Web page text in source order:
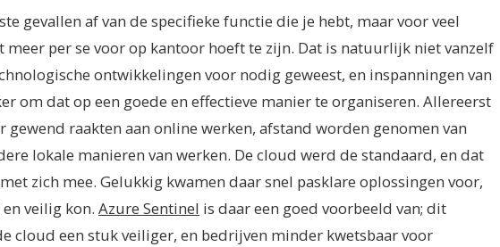
gevallen af van de specifieke functie die je hebt, maar voor veel
per se voor op kantoor hoeft te zijn. Dat is natuurlijk niet vanzelf
ontwikkelingen voor nodig geweest, en inspanningen van
om dat op een goede en effectieve manier te organiseren. Allereerst
gewend raakten aan online werken, afstand worden genomen van
lokale manieren van werken. De cloud werd de standaard, en dat
zich mee. Gelukkig kwamen daar snel pasklare oplossingen voor,
veilig kon. Azure Sentinel is daar een goed voorbeeld van; dit
cloud een stuk veiliger, en bedrijven minder kwetsbaar voor